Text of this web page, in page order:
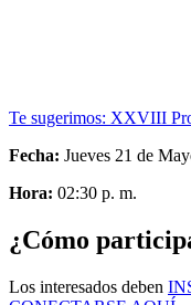
Te sugerimos: XXVIII
Fecha: Jueves 21 de
Hora: 02:30 p. m.
¿Cómo
Los interesados deben